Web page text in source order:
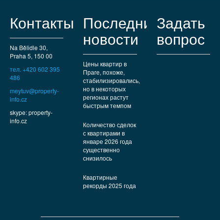
Контакты
Na Bělidle 30,
Praha 5, 150 00
тел. +420 602 395
486
meytuv@property-
info.cz
skype: property-
info.cz
Последние
новости
Цены квартир в
Праге, похоже,
стабилизировались,
но в некоторых
регионах растут
быстрым темпом
Количество сделок
с квартирами в
январе 2026 года
существенно
снизилось
Квартирные
рекорды 2025 года
Задать
вопрос